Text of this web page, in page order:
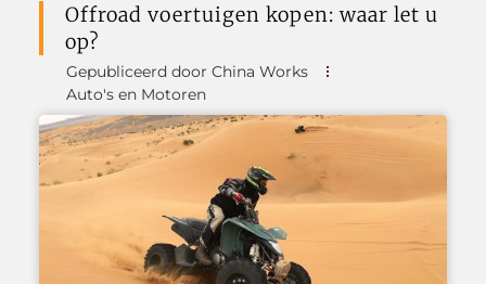
Offroad voertuigen kopen: waar let u
op?
Gepubliceerd door China Works
Auto's en Motoren